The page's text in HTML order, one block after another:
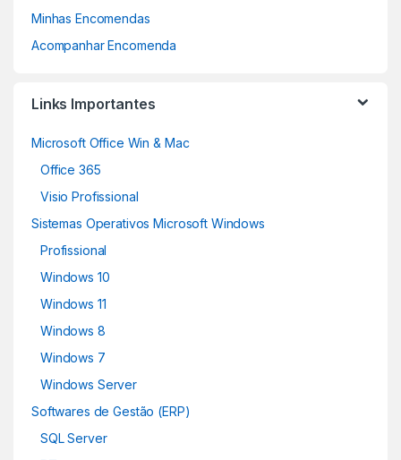
Minhas Encomendas
Acompanhar Encomenda
Links Importantes
Microsoft Office Win & Mac
Office 365
Visio Profissional
Sistemas Operativos Microsoft Windows
Profissional
Windows 10
Windows 11
Windows 8
Windows 7
Windows Server
Softwares de Gestão (ERP)
SQL Server